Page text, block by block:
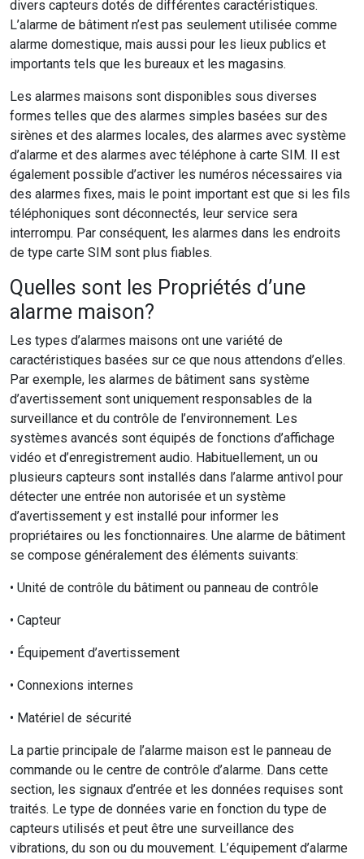
divers capteurs dotés de différentes caractéristiques.
L’alarme de bâtiment n’est pas seulement utilisée comme
alarme domestique, mais aussi pour les lieux publics et
importants tels que les bureaux et les magasins.
Les alarmes maisons sont disponibles sous diverses
formes telles que des alarmes simples basées sur des
sirènes et des alarmes locales, des alarmes avec système
d’alarme et des alarmes avec téléphone à carte SIM. Il est
également possible d’activer les numéros nécessaires via
des alarmes fixes, mais le point important est que si les fils
téléphoniques sont déconnectés, leur service sera
interrompu. Par conséquent, les alarmes dans les endroits
de type carte SIM sont plus fiables.
Quelles sont les Propriétés d’une
alarme maison?
Les types d’alarmes maisons ont une variété de
caractéristiques basées sur ce que nous attendons d’elles.
Par exemple, les alarmes de bâtiment sans système
d’avertissement sont uniquement responsables de la
surveillance et du contrôle de l’environnement. Les
systèmes avancés sont équipés de fonctions d’affichage
vidéo et d’enregistrement audio. Habituellement, un ou
plusieurs capteurs sont installés dans l’alarme antivol pour
détecter une entrée non autorisée et un système
d’avertissement y est installé pour informer les
propriétaires ou les fonctionnaires. Une alarme de bâtiment
se compose généralement des éléments suivants:
• Unité de contrôle du bâtiment ou panneau de contrôle
• Capteur
• Équipement d’avertissement
• Connexions internes
• Matériel de sécurité
La partie principale de l’alarme maison est le panneau de
commande ou le centre de contrôle d’alarme. Dans cette
section, les signaux d’entrée et les données requises sont
traités. Le type de données varie en fonction du type de
capteurs utilisés et peut être une surveillance des
vibrations, du son ou du mouvement. L’équipement d’alarme